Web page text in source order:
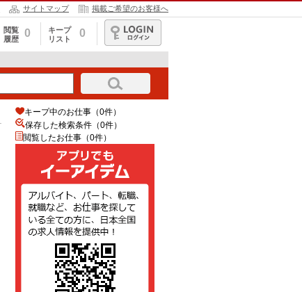
サイトマップ 掲載ご希望のお客様へ
閲覧
履歴
0
キープ
リスト
0
ログイン
キープ中のお仕事（0件）
保存した検索条件（0件）
閲覧したお仕事（0件）